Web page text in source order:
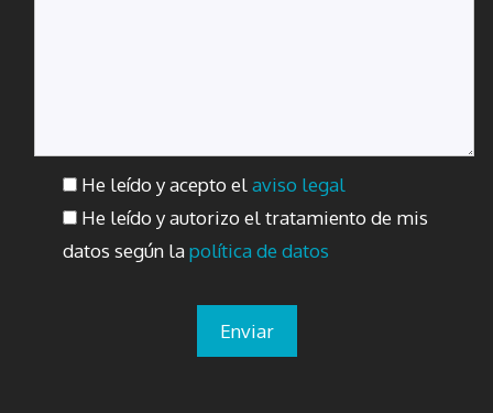
He leído y acepto elaviso legal
He leído y autorizo el tratamiento de mis
datos según lapolítica de datos